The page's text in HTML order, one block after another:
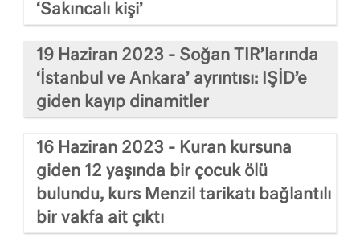
‘Sakıncalı kişi’
19 Haziran 2023 - Soğan TIR’larında
‘İstanbul ve Ankara’ ayrıntısı: IŞİD’e
giden kayıp dinamitler
16 Haziran 2023 - Kuran kursuna
giden 12 yaşında bir çocuk ölü
bulundu, kurs Menzil tarikatı bağlantılı
bir vakfa ait çıktı